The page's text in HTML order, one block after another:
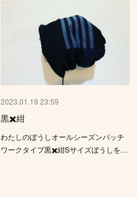
2023.01.19 23:59
黒✖️紺
わたしのぼうしオールシーズンパッチ
ワークタイプ黒✖️紺Sサイズぼうしを…